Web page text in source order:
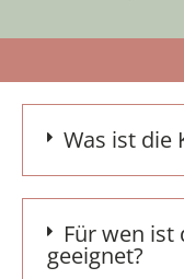
Was ist die
Für wen
geeignet?